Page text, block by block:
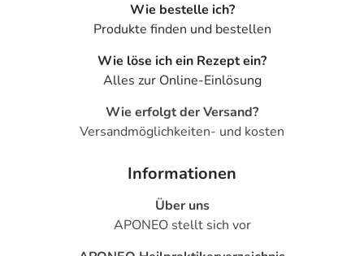
Wie bestelle ich?
Produkte finden und bestellen
Wie löse ich ein Rezept ein?
Alles zur Online-Einlösung
Wie erfolgt der Versand?
Versandmöglichkeiten- und kosten
Informationen
Über uns
APONEO stellt sich vor